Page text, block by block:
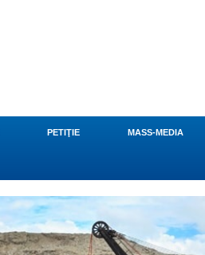
PETIŢIE MASS-MEDIA